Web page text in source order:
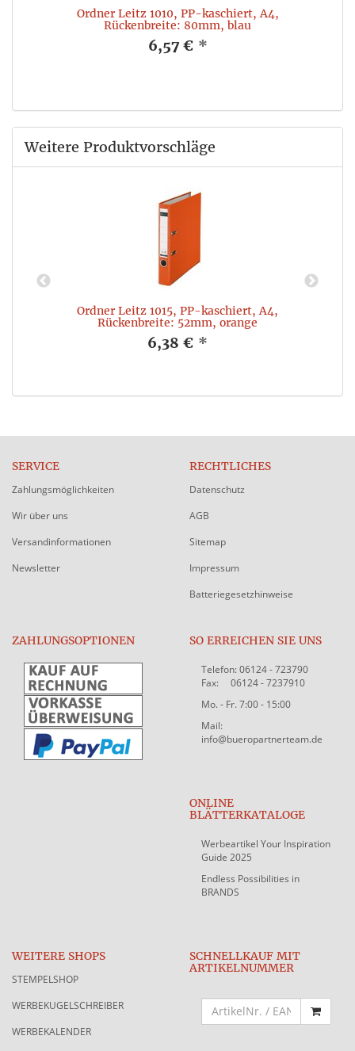
Ordner Leitz 1010, PP-kaschiert, A4,
Rückenbreite: 80mm, blau
6,57 € *
Weitere Produktvorschläge
Ordner Leitz 1015, PP-kaschiert, A4,
Rückenbreite: 52mm, orange
6,38 € *
SERVICE
Zahlungsmöglichkeiten
Wir über uns
Versandinformationen
Newsletter
RECHTLICHES
Datenschutz
AGB
Sitemap
Impressum
Batteriegesetzhinweise
ZAHLUNGSOPTIONEN SO ERREICHEN SIE UNS
Telefon: 06124 - 723790
Fax: 06124 - 7237910
Mo. - Fr. 7:00 - 15:00
Mail:
info@bueropartnerteam.de
ONLINE
BLÄTTERKATALOGE
Werbeartikel Your Inspiration
Guide 2025
Endless Possibilities in
BRANDS
WEITERE SHOPS
STEMPELSHOP
WERBEKUGELSCHREIBER
WERBEKALENDER
SCHNELLKAUF MIT
ARTIKELNUMMER